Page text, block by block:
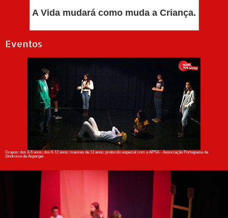
A Vida mudará como muda a Criança.
Eventos
Grupos: dos 3-6 anos; dos 6-12 anos; maiores de 13 anos; protocolo especial com a APSA - Associação Portuguesa de
Síndrome de Asperger.